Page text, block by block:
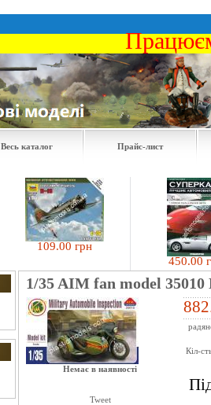
Весь каталог Прайс-лист
109.00 грн
450.00 грн
1/35 AIM fan model
Немає в наявності
Tweet
Кіл-